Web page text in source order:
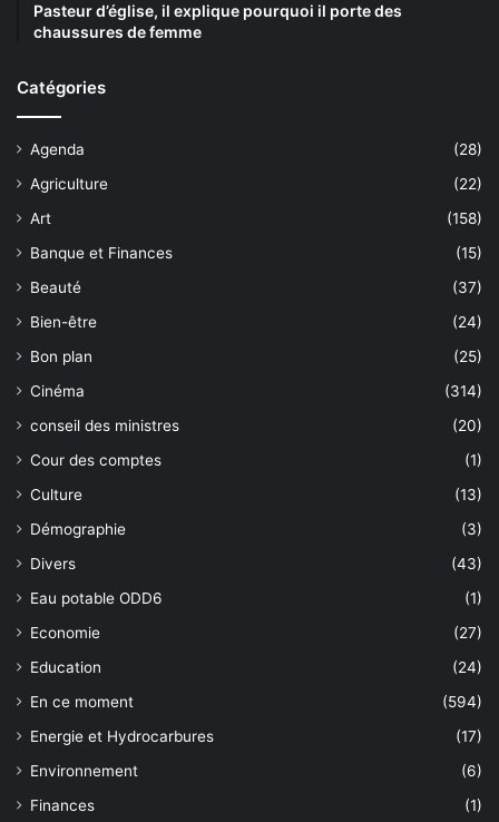
Pasteur d’église, il explique pourquoi il porte des
chaussures de femme
Catégories
Agenda
(28)
Agriculture
(22)
Art
(158)
Banque et Finances
(15)
Beauté
(37)
Bien-être
(24)
Bon plan
(25)
Cinéma
(314)
conseil des ministres
(20)
Cour des comptes
(1)
Culture
(13)
Démographie
(3)
Divers
(43)
Eau potable ODD6
(1)
Economie
(27)
Education
(24)
En ce moment
(594)
Energie et Hydrocarbures
(17)
Environnement
(6)
Finances
(1)